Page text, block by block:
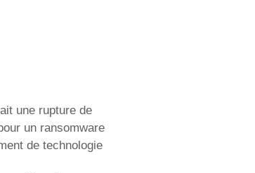
une rupture de
un ransomware
de technologie